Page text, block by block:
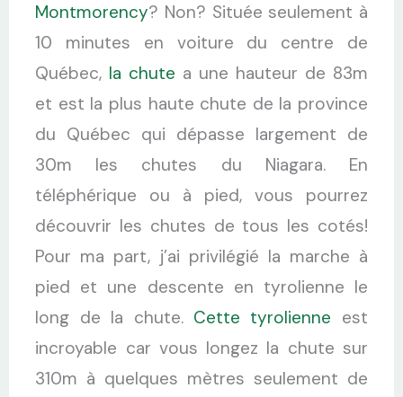
Montmorency? Non? Située seulement à
10 minutes en voiture du centre de
Québec, la chute a une hauteur de 83m
et est la plus haute chute de la province
du Québec qui dépasse largement de
30m les chutes du Niagara. En
téléphérique ou à pied, vous pourrez
découvrir les chutes de tous les cotés!
Pour ma part, j’ai privilégié la marche à
pied et une descente en tyrolienne le
long de la chute. Cette tyrolienne est
incroyable car vous longez la chute sur
310m à quelques mètres seulement de